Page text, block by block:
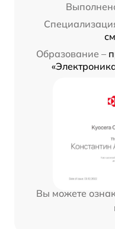
Образование –
Вы можете